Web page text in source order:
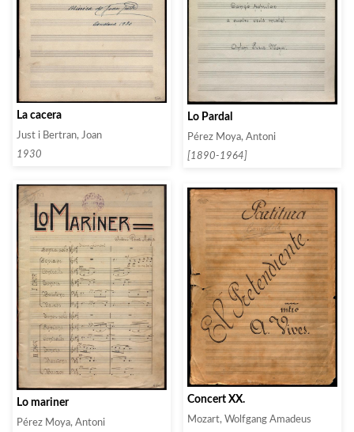
La cacera
Just i Bertran, Joan
1930
Lo Pardal
Pérez Moya, Antoni
[1890-1964]
Lo mariner
Pérez Moya, Antoni
Concert XX.
Mozart, Wolfgang Amadeus